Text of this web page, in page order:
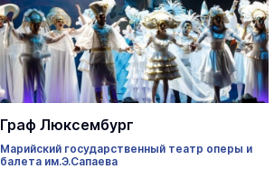
Граф Люксембург
Марийский государственный театр оперы и
балета им.Э.Сапаева